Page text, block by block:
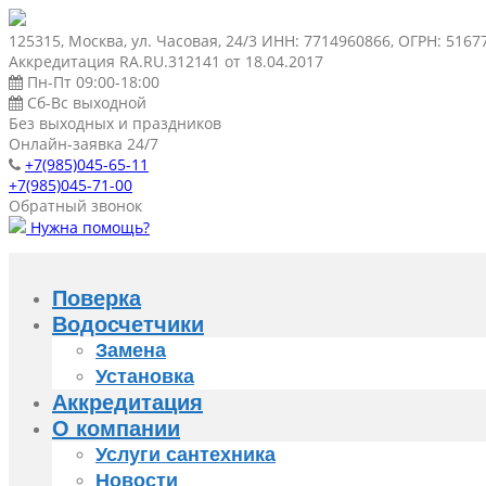
125315, Москва, ул. Часовая, 24/3 ИНН: 7714960866, ОГРН:
Аккредитация RA.RU.312141 от 18.04.2017
Пн-Пт 09:00-18:00
Сб-Вс выходной
Без выходных и праздников
Онлайн-заявка 24/7
+7(985)045-65-11
+7(985)045-71-00
Обратный звонок
Нужна помощь?
Поверка
Водосчетчики
Замена
Установка
Аккредитация
О компании
Услуги сантехника
Новости